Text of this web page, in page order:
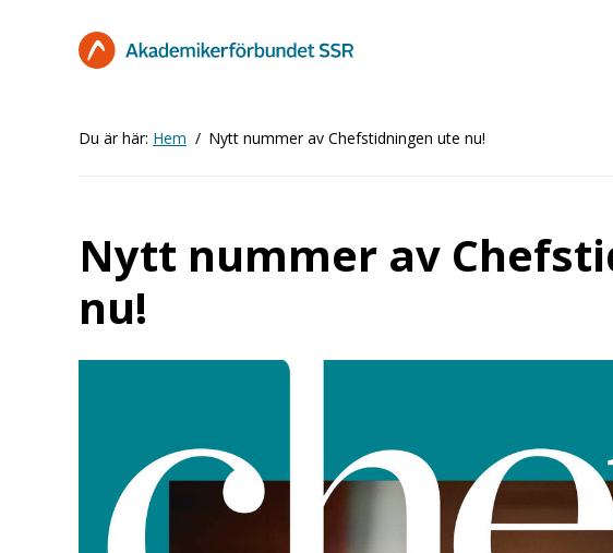
Du är här: Hem Nytt nummer av Chefstidningen ute nu!
Nytt nummer av
nu!